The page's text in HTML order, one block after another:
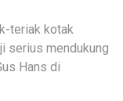
teriak kotak
serius mendukung
Hans di